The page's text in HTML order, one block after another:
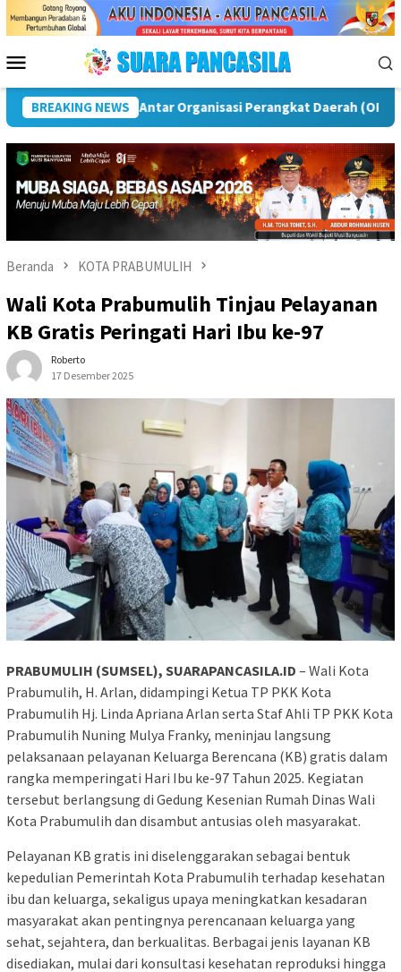
Menu
Mobile
BREAKING NEWS
Puncak Peringatan IPeKB Ke-19, Plt Bupati Rejang
Beranda KOTA PRABUMULIH
Wali Kota Prabumulih Tinjau Pelayanan
KB Gratis Peringati Hari Ibu ke-97
Roberto
17 Desember 2025
PRABUMULIH (SUMSEL), SUARAPANCASILA.ID – Wali Kota
Prabumulih, H. Arlan, didampingi Ketua TP PKK Kota
Prabumulih Hj. Linda Apriana Arlan serta Staf Ahli TP PKK Kota
Prabumulih Nuning Mulya Franky, meninjau langsung
pelaksanaan pelayanan Keluarga Berencana (KB) gratis dalam
rangka memperingati Hari Ibu ke-97 Tahun 2025. Kegiatan
tersebut berlangsung di Gedung Kesenian Rumah Dinas Wali
Kota Prabumulih dan disambut antusias oleh masyarakat.
Pelayanan KB gratis ini diselenggarakan sebagai bentuk
kepedulian Pemerintah Kota Prabumulih terhadap kesehatan
ibu dan keluarga, sekaligus upaya meningkatkan kesadaran
masyarakat akan pentingnya perencanaan keluarga yang
sehat, sejahtera, dan berkualitas. Berbagai jenis layanan KB
disediakan, mulai dari konsultasi kesehatan reproduksi hingga